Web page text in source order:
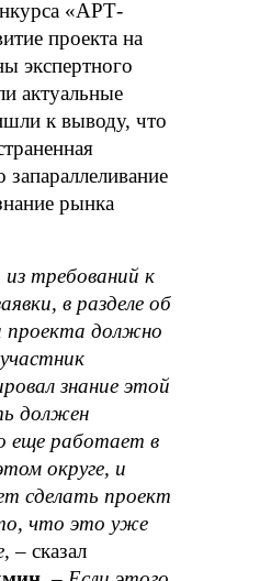
«АРТ-
проекта на
экспертного
актуальные
к выводу, что
запараллеливание
рынка
требований к
в разделе об
проекта должно
знание этой
должен
еще работает в
округе, и
сделать проект
что это уже
– сказал